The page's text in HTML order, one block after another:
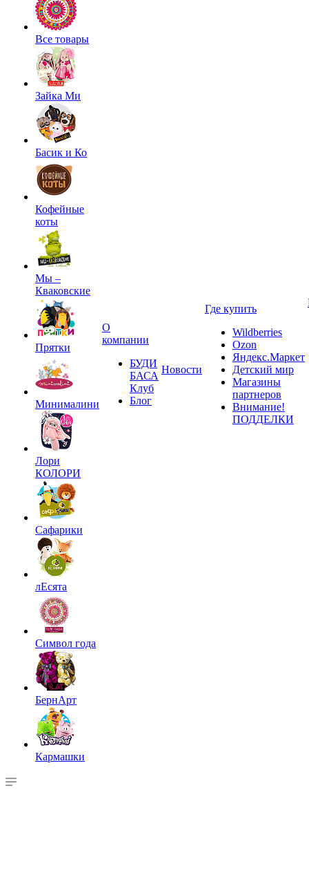
Все товары
Зайка Ми
Басик и Ко
Кофейные
коты
Мы –
Кваковские
Прятки
Минималини
Лори
КОЛОРИ
Сафарики
лЕсята
Символ года
БернАрт
Кармашки
О
компании
БУДИ
БАСА
Клуб
Блог
Новости
Где купить
Wildberries
Ozon
Яндекс.Маркет
Детский мир
Магазины
партнеров
Внимание!
ПОДДЕЛКИ